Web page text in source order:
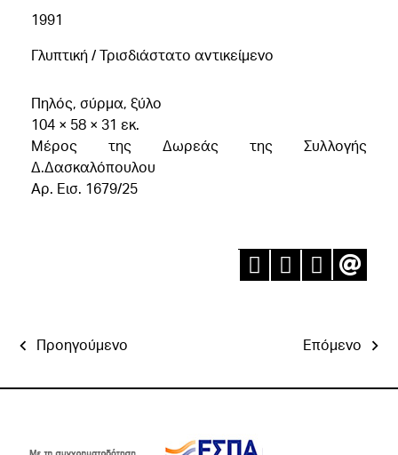
1991
Γλυπτική / Τρισδιάστατο αντικείμενο
Πηλός, σύρμα, ξύλο
104 × 58 × 31 εκ.
Μέρος της Δωρεάς της Συλλογής
Δ.Δασκαλόπουλου
Αρ. Εισ. 1679/25
Προηγούμενο Επόμενο